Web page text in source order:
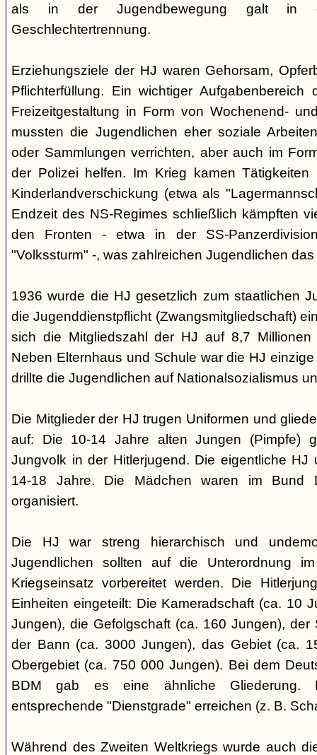
als in der Jugendbewegung galt in
Geschlechtertrennung.
Erziehungsziele der HJ waren Gehorsam,
Pflichterfüllung. Ein wichtiger
Freizeitgestaltung in Form von Wochenend-
mussten die Jugendlichen eher soziale
oder Sammlungen verrichten, aber auch im
der Polizei helfen. Im Krieg kamen
Kinderlandverschickung (etwa als
Endzeit des NS-Regimes schließlich kämpften
den Fronten - etwa in der SS-
"Volkssturm" -, was zahlreichen Jugendlichen
1936 wurde die HJ gesetzlich zum staatlichen
die Jugenddienstpflicht (Zwangsmitgliedschaft)
sich die Mitgliedszahl der HJ auf 8,7 Millionen
Neben Elternhaus und Schule war die HJ
drillte die Jugendlichen auf Nationalsozialismus
Die Mitglieder der HJ trugen Uniformen und
auf: Die 10-14 Jahre alten Jungen (Pimpfe)
Jungvolk in der Hitlerjugend. Die eigentliche HJ
14-18 Jahre. Die Mädchen waren im Bund
organisiert.
Die HJ war streng hierarchisch und
Jugendlichen sollten auf die Unterordnung
Kriegseinsatz vorbereitet werden. Die
Einheiten eingeteilt: Die Kameradschaft (ca. 10
Jungen), die Gefolgschaft (ca. 160 Jungen), der
der Bann (ca. 3000 Jungen), das Gebiet (ca.
Obergebiet (ca. 750 000 Jungen). Bei dem
BDM gab es eine ähnliche Gliederung.
entsprechende "Dienstgrade" erreichen (z. B.
Während des Zweiten Weltkriegs wurde auch